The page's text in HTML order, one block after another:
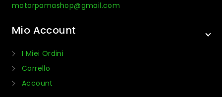
motorpamashop@gmail.com
Mio Account
I Miei Ordini
Carrello
Account